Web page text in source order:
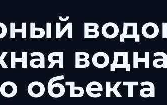
объекта